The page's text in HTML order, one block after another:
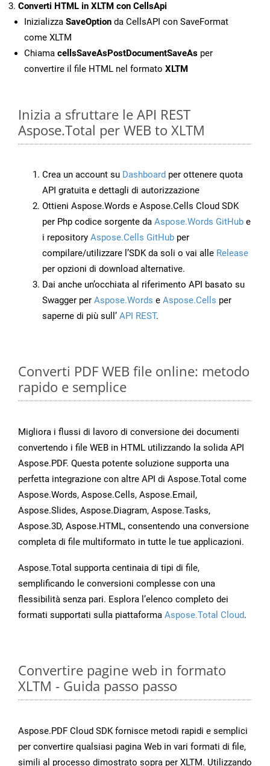
Converti HTML in XLTM con CellsApi
Inizializza SaveOption da CellsAPI con SaveFormat
come XLTM
Chiama cellsSaveAsPostDocumentSaveAs per
convertire il file HTML nel formato XLTM
Inizia a sfruttare le API REST
Aspose.Total per WEB to XLTM
Crea un account su Dashboard per ottenere quota
API gratuita e dettagli di autorizzazione
Ottieni Aspose.Words e Aspose.Cells Cloud SDK
per Php codice sorgente da Aspose.Words GitHub e
i repository Aspose.Cells GitHub per
compilare/utilizzare l’SDK da soli o vai alle Release
per opzioni di download alternative.
Dai anche un’occhiata al riferimento API basato su
Swagger per Aspose.Words e Aspose.Cells per
saperne di più sull’ API REST.
Converti PDF WEB file online: metodo
rapido e semplice
Migliora i flussi di lavoro di conversione dei documenti
convertendo i file WEB in HTML utilizzando la solida API
Aspose.PDF. Questa potente soluzione supporta una
perfetta integrazione con altre API di Aspose.Total come
Aspose.Words, Aspose.Cells, Aspose.Email,
Aspose.Slides, Aspose.Diagram, Aspose.Tasks,
Aspose.3D, Aspose.HTML, consentendo una conversione
completa di file multiformato in tutte le tue applicazioni.
Aspose.Total supporta centinaia di tipi di file,
semplificando le conversioni complesse con una
flessibilità senza pari. Esplora l’elenco completo dei
formati supportati sulla piattaforma Aspose.Total Cloud.
Convertire pagine web in formato
XLTM - Guida passo passo
Aspose.PDF Cloud SDK fornisce metodi rapidi e semplici
per convertire qualsiasi pagina Web in vari formati di file,
simili al processo dimostrato sopra per XLTM. Utilizzando